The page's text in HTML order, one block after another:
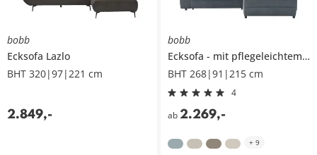
bobb
Ecksofa Lazlo
BHT 320|97|221 cm
2.849,-
bobb
Ecksofa
mit pflegeleichtem Bezug
BHT 268|91|215 cm
4
ab 2.269,-
+ 9